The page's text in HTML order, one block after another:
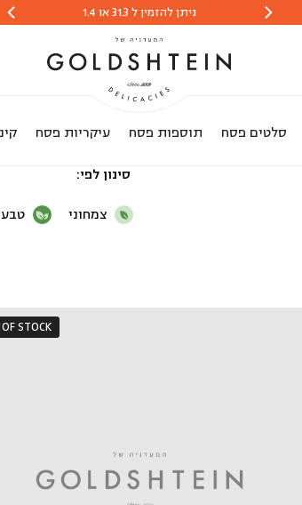
ניתן להזמין ל 31.3 או 1.4
סלטים פסח תוספות פסח עיקריות פסח
סינון לפי
צמחוני
STOCK